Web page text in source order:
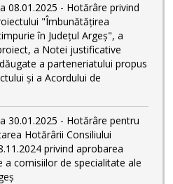
08.01.2025 - Hotărâre privind
"Îmbunătățirea
în Județul Argeș", a
a Notei justificative
a parteneriatului propus
și a Acordului de
30.01.2025 - Hotărâre pentru
Hotărârii Consiliului
privind aprobarea
comisiilor de specialitate ale